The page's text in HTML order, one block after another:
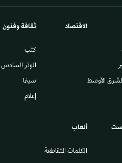
الأوسط
الاقتصاد ثقافة وفنون
كتب
الوتر السادس​
سينما
إعلام
ألعاب
الكلمات المتقاطعة